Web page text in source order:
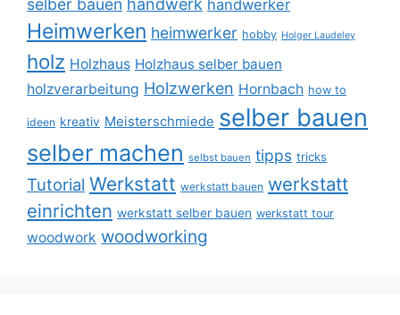
selber bauen handwerk handwerker
Heimwerken heimwerker hobby Holger Laudeley
holz Holzhaus Holzhaus selber bauen
holzverarbeitung Holzwerken Hornbach how to
ideen kreativ Meisterschmiede selber bauen
selber machen selbst bauen tipps tricks
Tutorial Werkstatt werkstatt bauen werkstatt
einrichten werkstatt selber bauen werkstatt tour
woodwork woodworking